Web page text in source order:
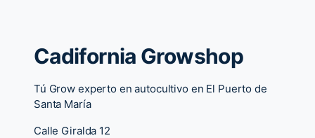
Cadifornia Growshop
Tú Grow experto en autocultivo en El Puerto de
Santa María
Calle Giralda 12